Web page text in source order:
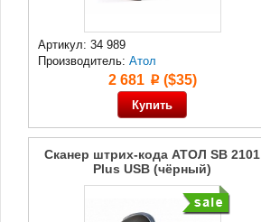
Артикул: 34 989
Производитель: Атол
2 681 p($35)
Сканер штрих-кода АТОЛ SB 2101
Plus USB (чёрный)